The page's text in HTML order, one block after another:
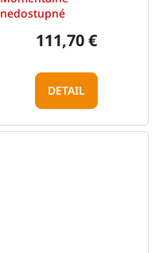
nedostupné
111,70 €
DETAIL